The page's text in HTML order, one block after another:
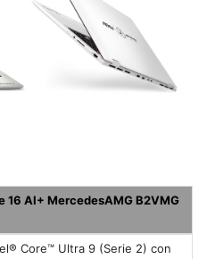
16 AI+ MercedesAMG B2VMG
Core™ Ultra 9 (Serie 2) con